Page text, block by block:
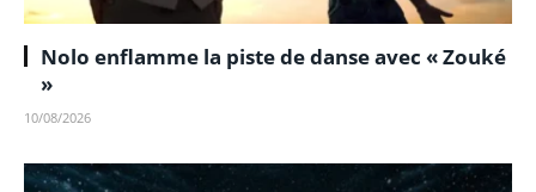
Nolo enflamme la piste de danse avec « Zouké
»
10/08/2026